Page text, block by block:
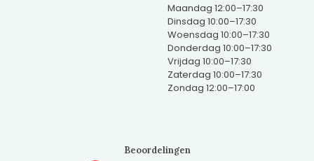
Maandag 12:00–17:30
Dinsdag 10:00–17:30
Woensdag 10:00–17:30
Donderdag 10:00–17:30
Vrijdag 10:00–17:30
Zaterdag 10:00–17:30
Zondag 12:00–17:00
Beoordelingen